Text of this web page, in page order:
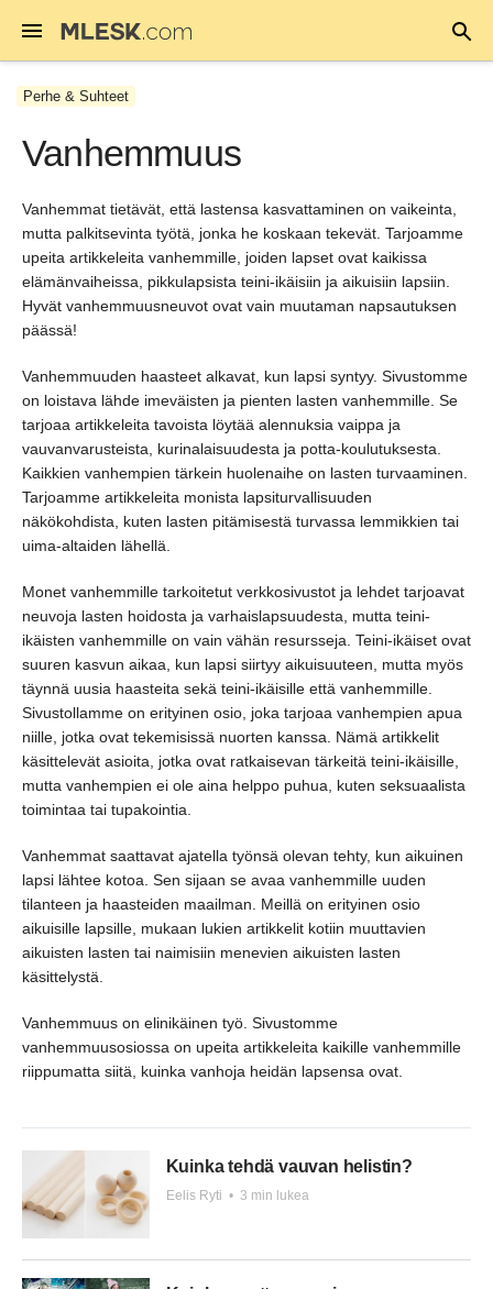
Perhe & Suhteet
Vanhemmuus
Vanhemmat tietävät, että lastensa kasvattaminen on vaikeinta,
mutta palkitsevinta työtä, jonka he koskaan tekevät. Tarjoamme
upeita artikkeleita vanhemmille, joiden lapset ovat kaikissa
elämänvaiheissa, pikkulapsista teini-ikäisiin ja aikuisiin lapsiin.
Hyvät vanhemmuusneuvot ovat vain muutaman napsautuksen
päässä!
Vanhemmuuden haasteet alkavat, kun lapsi syntyy. Sivustomme
on loistava lähde imeväisten ja pienten lasten vanhemmille. Se
tarjoaa artikkeleita tavoista löytää alennuksia vaippa ja
vauvanvarusteista, kurinalaisuudesta ja potta-koulutuksesta.
Kaikkien vanhempien tärkein huolenaihe on lasten turvaaminen.
Tarjoamme artikkeleita monista lapsiturvallisuuden
näkökohdista, kuten lasten pitämisestä turvassa lemmikkien tai
uima-altaiden lähellä.
Monet vanhemmille tarkoitetut verkkosivustot ja lehdet tarjoavat
neuvoja lasten hoidosta ja varhaislapsuudesta, mutta teini-
ikäisten vanhemmille on vain vähän resursseja. Teini-ikäiset ovat
suuren kasvun aikaa, kun lapsi siirtyy aikuisuuteen, mutta myös
täynnä uusia haasteita sekä teini-ikäisille että vanhemmille.
Sivustollamme on erityinen osio, joka tarjoaa vanhempien apua
niille, jotka ovat tekemisissä nuorten kanssa. Nämä artikkelit
käsittelevät asioita, jotka ovat ratkaisevan tärkeitä teini-ikäisille,
mutta vanhempien ei ole aina helppo puhua, kuten seksuaalista
toimintaa tai tupakointia.
Vanhemmat saattavat ajatella työnsä olevan tehty, kun aikuinen
lapsi lähtee kotoa. Sen sijaan se avaa vanhemmille uuden
tilanteen ja haasteiden maailman. Meillä on erityinen osio
aikuisille lapsille, mukaan lukien artikkelit kotiin muuttavien
aikuisten lasten tai naimisiin menevien aikuisten lasten
käsittelystä.
Vanhemmuus on elinikäinen työ. Sivustomme
vanhemmuusosiossa on upeita artikkeleita kaikille vanhemmille
riippumatta siitä, kuinka vanhoja heidän lapsensa ovat.
Kuinka tehdä vauvan helistin?
Eelis Ryti • 3 min lukea